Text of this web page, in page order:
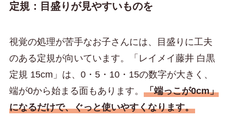
定規：目盛りが見やすいものを
視覚の処理が苦手なお子さんには、目盛りに工夫
のある定規が向いています。「レイメイ藤井 白黒
定規 15cm」は、0・5・10・15の数字が大きく、
端が0から始まる面もあります。 「端っこが0cm」
になるだけで、ぐっと使いやすくなります。